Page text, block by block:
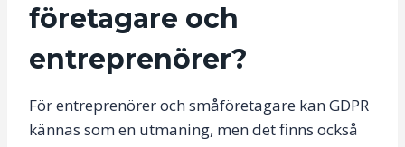
företagare och
entreprenörer?
För entreprenörer och småföretagare kan GDPR
kännas som en utmaning, men det finns också